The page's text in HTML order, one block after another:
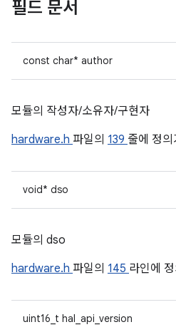
필드 문서
const char* author
모듈의 작성자/소유자/구현자
hardware.h 파일의 139 줄에 정
void* dso
모듈의 dso
hardware.h 파일의 145 라인에
uint16_t hal_api_version